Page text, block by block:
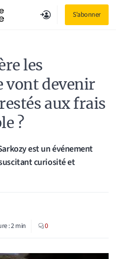
S'abonner
les
vont devenir
aux frais
?
est un événement
curiosité et
:2min 0